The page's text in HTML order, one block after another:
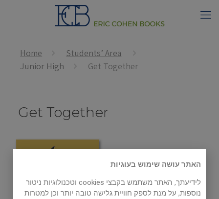
Home
Students’ Area
Junior High
Get Together
Get Together
האתר עושה שימוש בעוגיות
לידיעתך, האתר משתמש בקבצי cookies וטכנולוגיות ניטור
נוספות, על מנת לספק חוויית גלישה טובה יותר וכן למטרות